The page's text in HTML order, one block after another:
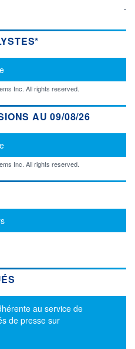
-
Inc. All rights reserved.
AU 09/08/26
Inc. All rights reserved.
au service de
de presse sur